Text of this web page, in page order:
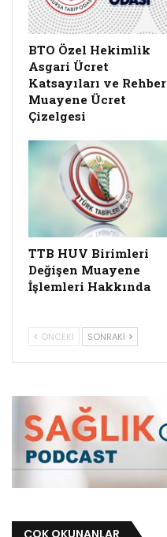
BTO Özel Hekimlik
Asgari Ücret
Katsayıları ve Rehber
Muayene Ücret
Çizelgesi
TTB HUV Birimleri
Değişen Muayene
İşlemleri Hakkında
ÖNCEKI SONRAKI